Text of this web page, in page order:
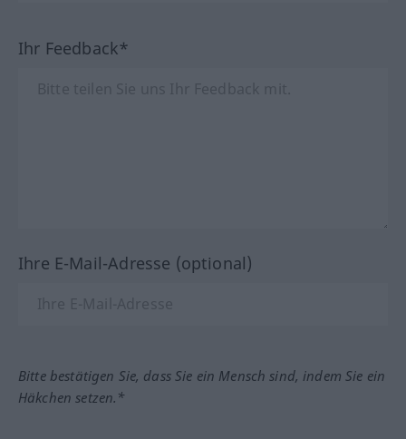
Ihr Feedback*
Ihre E-Mail-Adresse (optional)
Bitte bestätigen Sie, dass Sie ein Mensch sind, indem Sie ein
Häkchen setzen.*